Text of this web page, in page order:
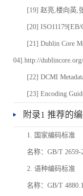
[19] 赵亮,楼向英,
[20] ISO11179[EB/
[21] Dublin Core
04].http://
[22] DCMI
[23] Encoding
附录1 推荐的
1. 国家编码标准
名称：GB/T
2. 语种编码标准
名称：GB/T